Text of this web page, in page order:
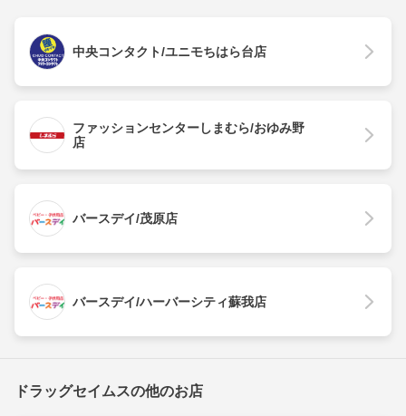
中央コンタクト/ユニモちはら台店
ファッションセンターしまむら/おゆみ野
店
バースデイ/茂原店
バースデイ/ハーバーシティ蘇我店
ドラッグセイムスの他のお店